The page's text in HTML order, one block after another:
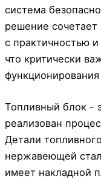
система
решение сочетает
с практичностью
что критически
Топливный блок -
реализован
Детали
нержавеющей
имеет накладной